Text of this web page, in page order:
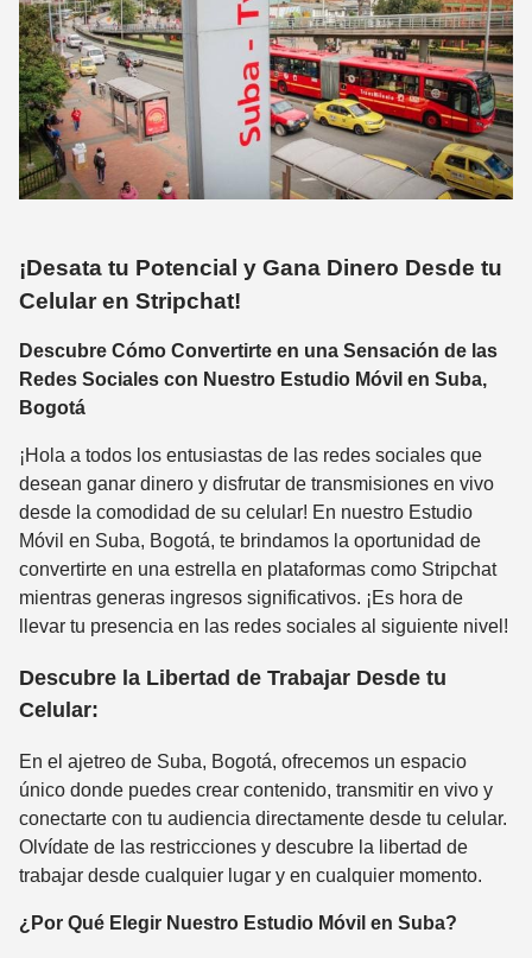
¡Desata tu Potencial y Gana Dinero Desde tu
Celular en Stripchat!
Descubre Cómo Convertirte en una Sensación de las
Redes Sociales con Nuestro Estudio Móvil en Suba,
Bogotá
¡Hola a todos los entusiastas de las redes sociales que
desean ganar dinero y disfrutar de transmisiones en vivo
desde la comodidad de su celular! En nuestro Estudio
Móvil en Suba, Bogotá, te brindamos la oportunidad de
convertirte en una estrella en plataformas como Stripchat
mientras generas ingresos significativos. ¡Es hora de
llevar tu presencia en las redes sociales al siguiente nivel!
Descubre la Libertad de Trabajar Desde tu
Celular:
En el ajetreo de Suba, Bogotá, ofrecemos un espacio
único donde puedes crear contenido, transmitir en vivo y
conectarte con tu audiencia directamente desde tu celular.
Olvídate de las restricciones y descubre la libertad de
trabajar desde cualquier lugar y en cualquier momento.
¿Por Qué Elegir Nuestro Estudio Móvil en Suba?